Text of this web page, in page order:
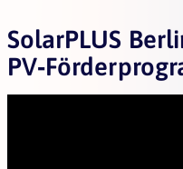
SolarPLUS